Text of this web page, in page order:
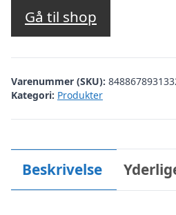
Gå til shop
Varenummer (SKU):
Kategori: Produkter
Beskrivelse